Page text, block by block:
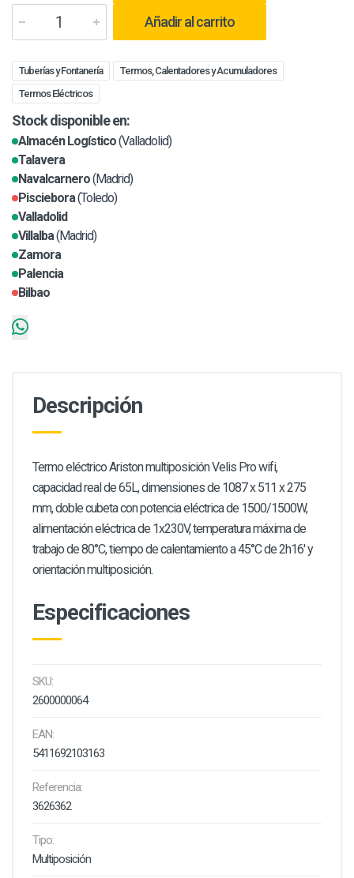
Añadir al carrito
Tuberías y Fontanería
Termos, Calentadores y Acumuladores
Termos Eléctricos
Stock disponible en:
Almacén Logístico(Valladolid)
Talavera
Navalcarnero(Madrid)
Pisciebora(Toledo)
Valladolid
Villalba(Madrid)
Zamora
Palencia
Bilbao
Descripción
Termo eléctrico Ariston multiposición Velis Pro wifi,
capacidad real de 65L, dimensiones de 1087 x 511 x 275
mm, doble cubeta con potencia eléctrica de 1500/1500W,
alimentación eléctrica de 1x230V, temperatura máxima de
trabajo de 80°C, tiempo de calentamiento a 45°C de 2h16' y
orientación multiposición.
Especificaciones
SKU:
2600000064
EAN:
5411692103163
Referencia:
3626362
Tipo:
Multiposición